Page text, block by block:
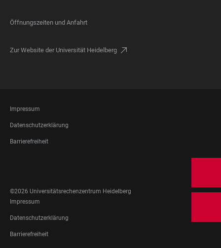
Öffnungszeiten und Anfahrt
Zur Website der Universität Heidelberg
FOOTER
LEGAL
Impressum
Datenschutzerklärung
Barrierefreiheit
MEDIA
©2026 Universitätsrechenzentrum Heidelberg
FOOTER
LEGAL
Impressum
Datenschutzerklärung
Barrierefreiheit